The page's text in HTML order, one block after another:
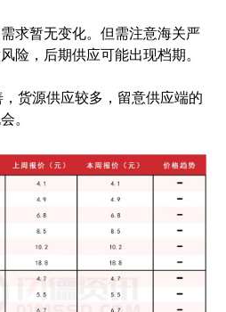
求暂无变化。但需注意海关严
险，后期供应可能出现档期。
货源供应较多，留意供应端的
。